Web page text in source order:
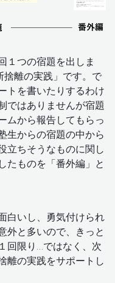
１つの宿題を出しま
離の実践」です。で
トを書いたりするわけ
ではありませんが宿題
ムから報告してもらっ
生からの宿題の中から
立ちそうなものに関し
たものを「番外編」と
白いし、勇気付けられ
外と多いので、きっと
回限り…ではなく、次
離の実践をサポートし